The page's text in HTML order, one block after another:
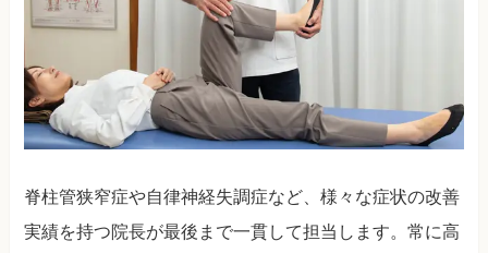
脊柱管狭窄症や自律神経失調症など、様々な症状の改善
実績を持つ院長が最後まで一貫して担当します。常に高